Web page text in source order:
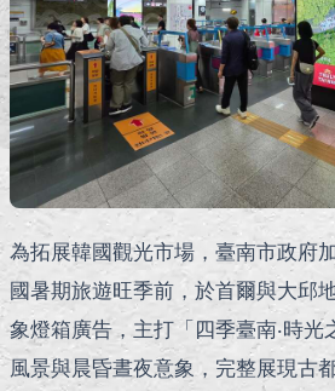
為拓展韓國觀光市場，臺南市政府
國暑期旅遊旺季前，於首爾與大邱
象燈箱廣告，主打「四季臺南‧時光
風景與晨昏晝夜意象，完整展現古